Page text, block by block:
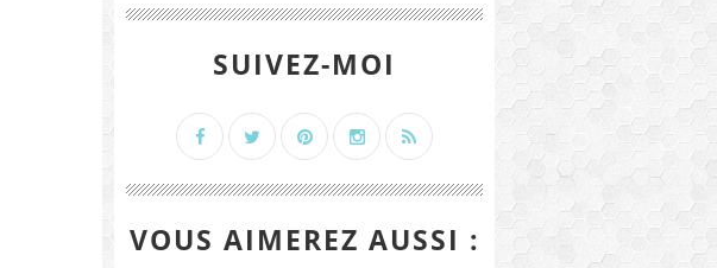
SUIVEZ-MOI
VOUS AIMEREZ AUSSI :